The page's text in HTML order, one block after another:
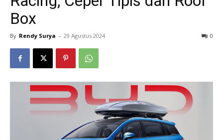
Box
By Rendy Surya - 29 Agustus 2024 0